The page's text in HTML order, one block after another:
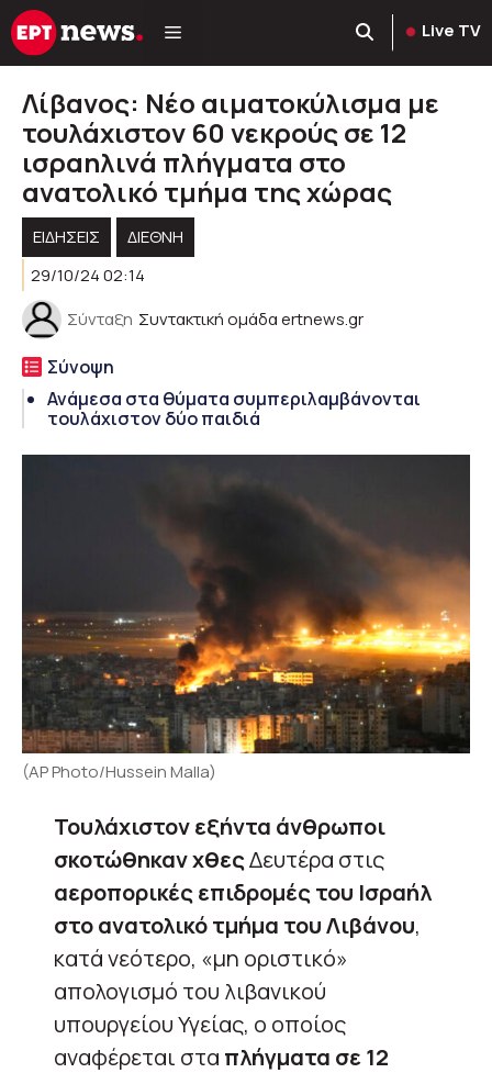
Μετάβαση
σε
Live TV
Λίβανος: Νέο αιματοκύλισμα με
τουλάχιστον 60 νεκρούς σε 12
ισραηλινά πλήγματα στο
ανατολικό τμήμα της χώρας
ΕΙΔΗΣΕΙΣ
ΔΙΕΘΝΗ
29/10/24 02:14
Σύνταξη Συντακτική ομάδα ertnews.gr
Σύνοψη
Ανάμεσα στα θύματα συμπεριλαμβάνονται
τουλάχιστον δύο παιδιά
(AP Photo/Hussein Malla)
Τουλάχιστον εξήντα άνθρωποι
σκοτώθηκαν χθεςΔευτέρα στις
αεροπορικές επιδρομές του Ισραήλ
στο ανατολικό τμήμα του Λιβάνου,
κατά νεότερο, «μη οριστικό»
απολογισμό του λιβανικού
υπουργείου Υγείας, ο οποίος
αναφέρεται στα πλήγματα σε 12